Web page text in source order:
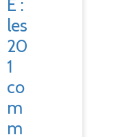
E :
les
20
1
co
m
m